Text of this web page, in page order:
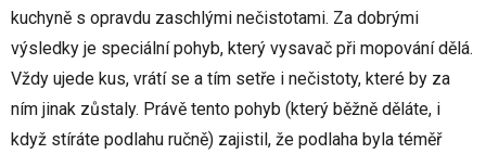
kuchyně s opravdu zaschlými nečistotami. Za dobrými
výsledky je speciální pohyb, který vysavač při mopování dělá.
Vždy ujede kus, vrátí se a tím setře i nečistoty, které by za
ním jinak zůstaly. Právě tento pohyb (který běžně děláte, i
když stíráte podlahu ručně) zajistil, že podlaha byla téměř